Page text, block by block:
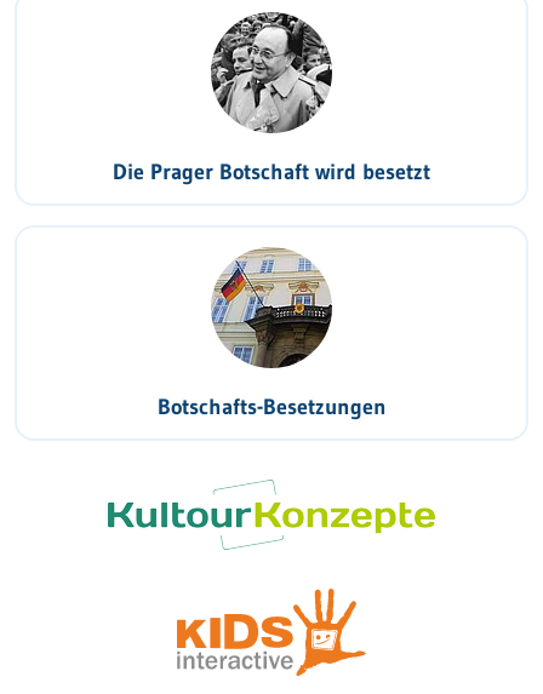
Die Prager Botschaft wird besetzt
Botschafts-Besetzungen